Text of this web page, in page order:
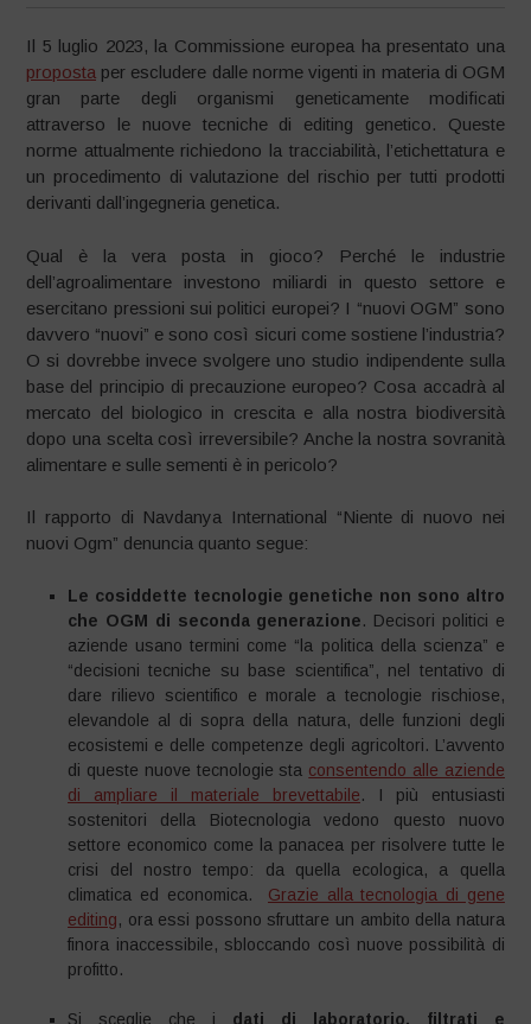
Il 5 luglio 2023, la Commissione europea ha presentato una
proposta per escludere dalle norme vigenti in materia di OGM
gran parte degli organismi geneticamente modificati
attraverso le nuove tecniche di editing genetico. Queste
norme attualmente richiedono la tracciabilità, l’etichettatura e
un procedimento di valutazione del rischio per tutti prodotti
derivanti dall’ingegneria genetica.
Qual è la vera posta in gioco? Perché le industrie
dell’agroalimentare investono miliardi in questo settore e
esercitano pressioni sui politici europei? I “nuovi OGM” sono
davvero “nuovi” e sono così sicuri come sostiene l’industria?
O si dovrebbe invece svolgere uno studio indipendente sulla
base del principio di precauzione europeo? Cosa accadrà al
mercato del biologico in crescita e alla nostra biodiversità
dopo una scelta così irreversibile? Anche la nostra sovranità
alimentare e sulle sementi è in pericolo?
Il rapporto di Navdanya International “Niente di nuovo nei
nuovi Ogm” denuncia quanto segue:
Le cosiddette tecnologie genetiche non sono altro
che OGM di seconda generazione. Decisori politici e
aziende usano termini come “la politica della scienza” e
“decisioni tecniche su base scientifica”, nel tentativo di
dare rilievo scientifico e morale a tecnologie rischiose,
elevandole al di sopra della natura, delle funzioni degli
ecosistemi e delle competenze degli agricoltori. L’avvento
di queste nuove tecnologie sta consentendo alle aziende
di ampliare il materiale brevettabile. I più entusiasti
sostenitori della Biotecnologia vedono questo nuovo
settore economico come la panacea per risolvere tutte le
crisi del nostro tempo: da quella ecologica, a quella
climatica ed economica. Grazie alla tecnologia di gene
editing, ora essi possono sfruttare un ambito della natura
finora inaccessibile, sbloccando così nuove possibilità di
profitto.
Si sceglie che i dati di laboratorio, filtrati e